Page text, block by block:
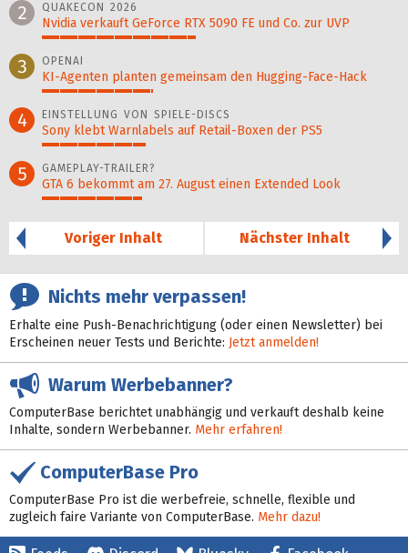
2 QUAKECON 2026
Nvidia verkauft GeForce RTX 5090 FE und Co. zur UVP
3 OPENAI
KI-Agenten planten gemein­sam den Hugging-Face-Hack
4 EINSTELLUNG VON SPIELE-DISCS
Sony klebt Warnlabels auf Retail-Boxen der PS5
5 GAMEPLAY-TRAILER?
GTA 6 bekommt am 27. August einen Extended Look
Voriger Inhalt
Nächster Inhalt
Nichts mehr verpassen!
Erhalte eine Push-Benachrichtigung (oder einen Newsletter) bei
Erscheinen neuer Tests und Berichte: Jetzt anmelden!
Warum Werbebanner?
ComputerBase berichtet unabhängig und verkauft deshalb keine
Inhalte, sondern Werbebanner. Mehr erfahren!
ComputerBase Pro
ComputerBase Pro ist die werbefreie, schnelle, flexible und
zugleich faire Variante von ComputerBase. Mehr dazu!